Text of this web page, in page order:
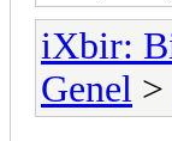
iXbir:
Genel >